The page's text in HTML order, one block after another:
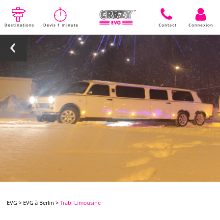
Destinations Devis 1 minute Contact Connexion
EVG > EVG à Berlin >Trabi Limousine